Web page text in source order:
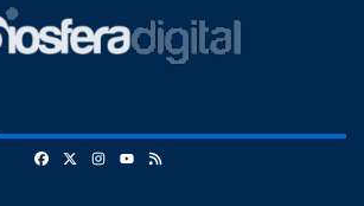
FacebookInstagram